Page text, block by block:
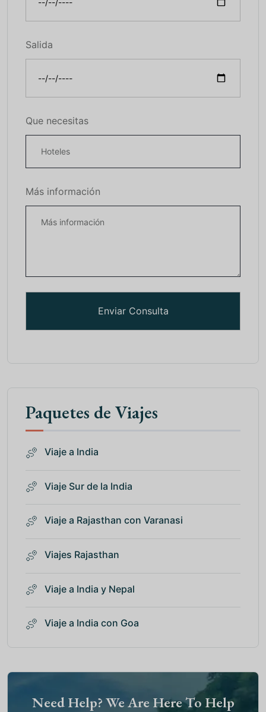
Salida
Que necesitas
Más información
Paquetes de Viajes
Viaje a India
Viaje Sur de la India
Viaje a Rajasthan con Varanasi
Viajes Rajasthan
Viaje a India y Nepal
Viaje a India con Goa
Need Help? We Are Here To Help